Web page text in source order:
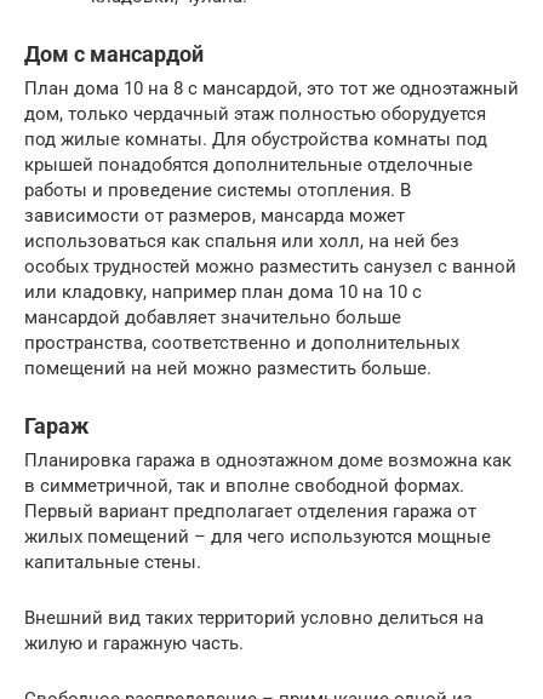
Дом с мансардой
План дома 10 на 8 с мансардой, это тот же одноэтажный
дом, только чердачный этаж полностью оборудуется
под жилые комнаты. Для обустройства комнаты под
крышей понадобятся дополнительные отделочные
работы и проведение системы отопления. В
зависимости от размеров, мансарда может
использоваться как спальня или холл, на ней без
особых трудностей можно разместить санузел с ванной
или кладовку, например план дома 10 на 10 с
мансардой добавляет значительно больше
пространства, соответственно и дополнительных
помещений на ней можно разместить больше.
Гараж
Планировка гаража в одноэтажном доме возможна как
в симметричной, так и вполне свободной формах.
Первый вариант предполагает отделения гаража от
жилых помещений – для чего используются мощные
капитальные стены.
Внешний вид таких территорий условно делиться на
жилую и гаражную часть.